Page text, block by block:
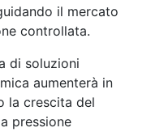
il mercato
controllata.
di soluzioni
aumenterà in
la crescita del
pressione